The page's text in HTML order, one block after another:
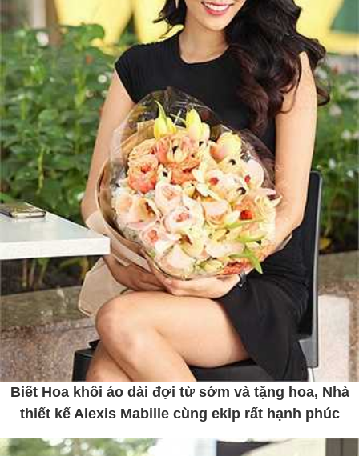
Biết Hoa khôi áo dài đợi từ sớm và tặng hoa, Nhà
thiết kế Alexis Mabille cùng ekip rất hạnh phúc